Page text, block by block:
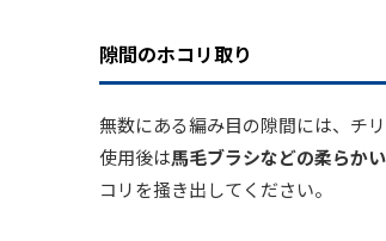
隙間のホコリ取り
無数にある編み目の隙間には、チ
使用後は馬毛ブラシなどの柔らか
コリを掻き出してください。